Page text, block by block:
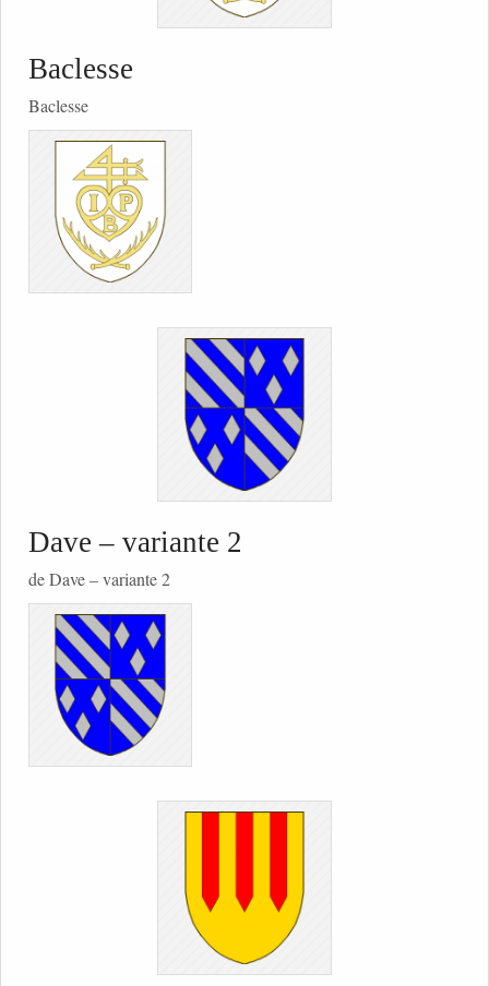
Baclesse
Baclesse
Dave – variante 2
de Dave – variante 2